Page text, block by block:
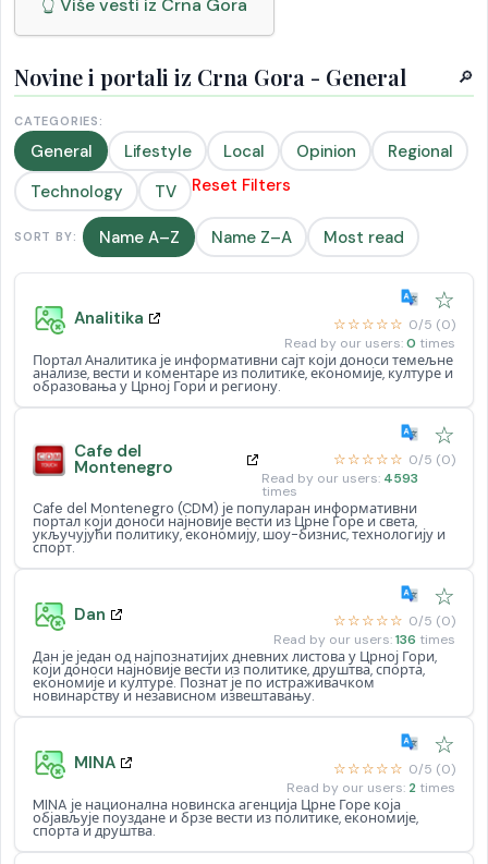
👆 Više vesti iz Crna Gora
Novine i portali iz Crna Gora - General 🔎
CATEGORIES:
General Lifestyle Local Opinion
Regional
Technology
TV Reset Filters
SORT BY: Name A–Z Name Z–A Most read
Analitika
☆
☆☆☆☆☆ 0/5 (0)
Read by our users:0 times
Портал Аналитика је информативни сајт који доноси темељне
анализе, вести и коментаре из политике, економије, културе и
образовања у Црној Гори и региону.
Cafe del
Montenegro
☆
☆☆☆☆☆ 0/5 (0)
Read by our users: 4593
times
Cafe del Montenegro (CDM) је популаран информативни
портал који доноси најновије вести из Црне Горе и света,
укључујући политику, економију, шоу-бизнис, технологију и
спорт.
Dan
☆
☆☆☆☆☆ 0/5 (0)
Read by our users:136 times
Дан је један од најпознатијих дневних листова у Црној Гори,
који доноси најновије вести из политике, друштва, спорта,
економије и културе. Познат је по истраживачком
новинарству и независном извештавању.
MINA
☆
☆☆☆☆☆ 0/5 (0)
Read by our users: 2 times
MINA је национална новинска агенција Црне Горе која
објављује поуздане и брзе вести из политике, економије,
спорта и друштва.